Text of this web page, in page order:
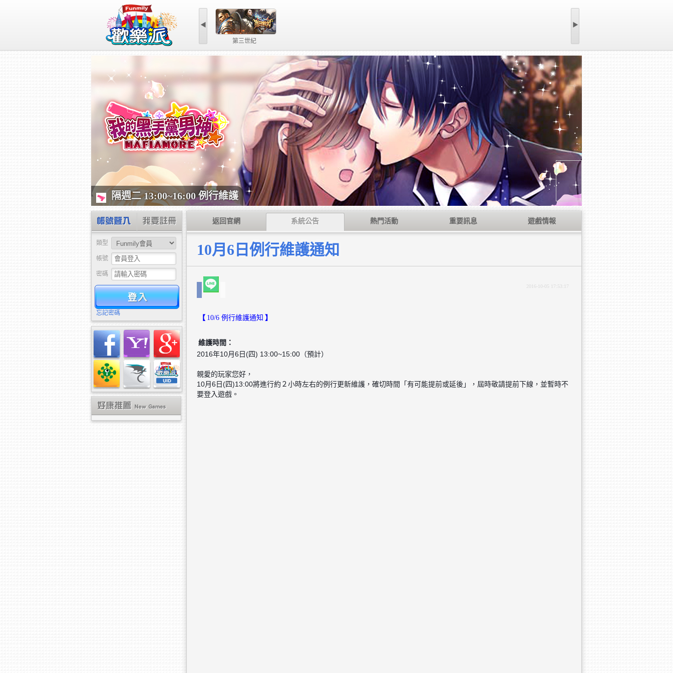
◀
第三世紀
▶
隔週二 13:00~16:00 例行維護
類型
帳號
密碼
驗證
忘記密碼
返回官網 系統公告 熱門活動 重要訊息 遊戲情報
10月6日例行維護通知
2016-10-05 17:53:17
【 10/6 例行維護通知 】
維護時間：
2016年10月6日(四) 13:00~15:00（預計）
親愛的玩家您好，
10月6日(四)13:00將進行約２小時左右的例行更新維護，確切時間「有可能提前或延後」，屆時敬請提前下線，並暫時不
要登入遊戲。